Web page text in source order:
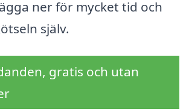
ner för mycket tid och
själv.
gratis och utan